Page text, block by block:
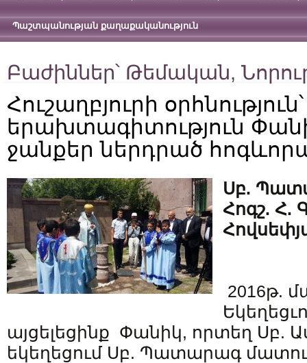
Պաշտպանության քաղաքականություն
Բաժիններ՝ Թեմական,
Հուշաղբյուրի
երախտագիտություն
ջանքեր ներդրած
Սբ.
Հոգշ. Հ.
2016թ.
այցելեցինք Փանիկ, որտեղ Սբ.
եկեղեցում Սբ. Պատարագ